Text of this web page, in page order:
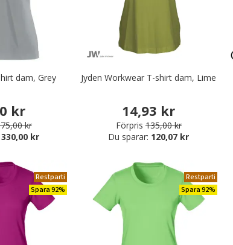
Fritidskläder
dam, Grey
kr
kr
330,00 kr
Jyden Workwear T-shirt dam, Lime
14,93 kr
Förpris 135,00 kr
Du sparar: 120,07 kr
Restparti
Spara 92%
Restparti
Spara 92%